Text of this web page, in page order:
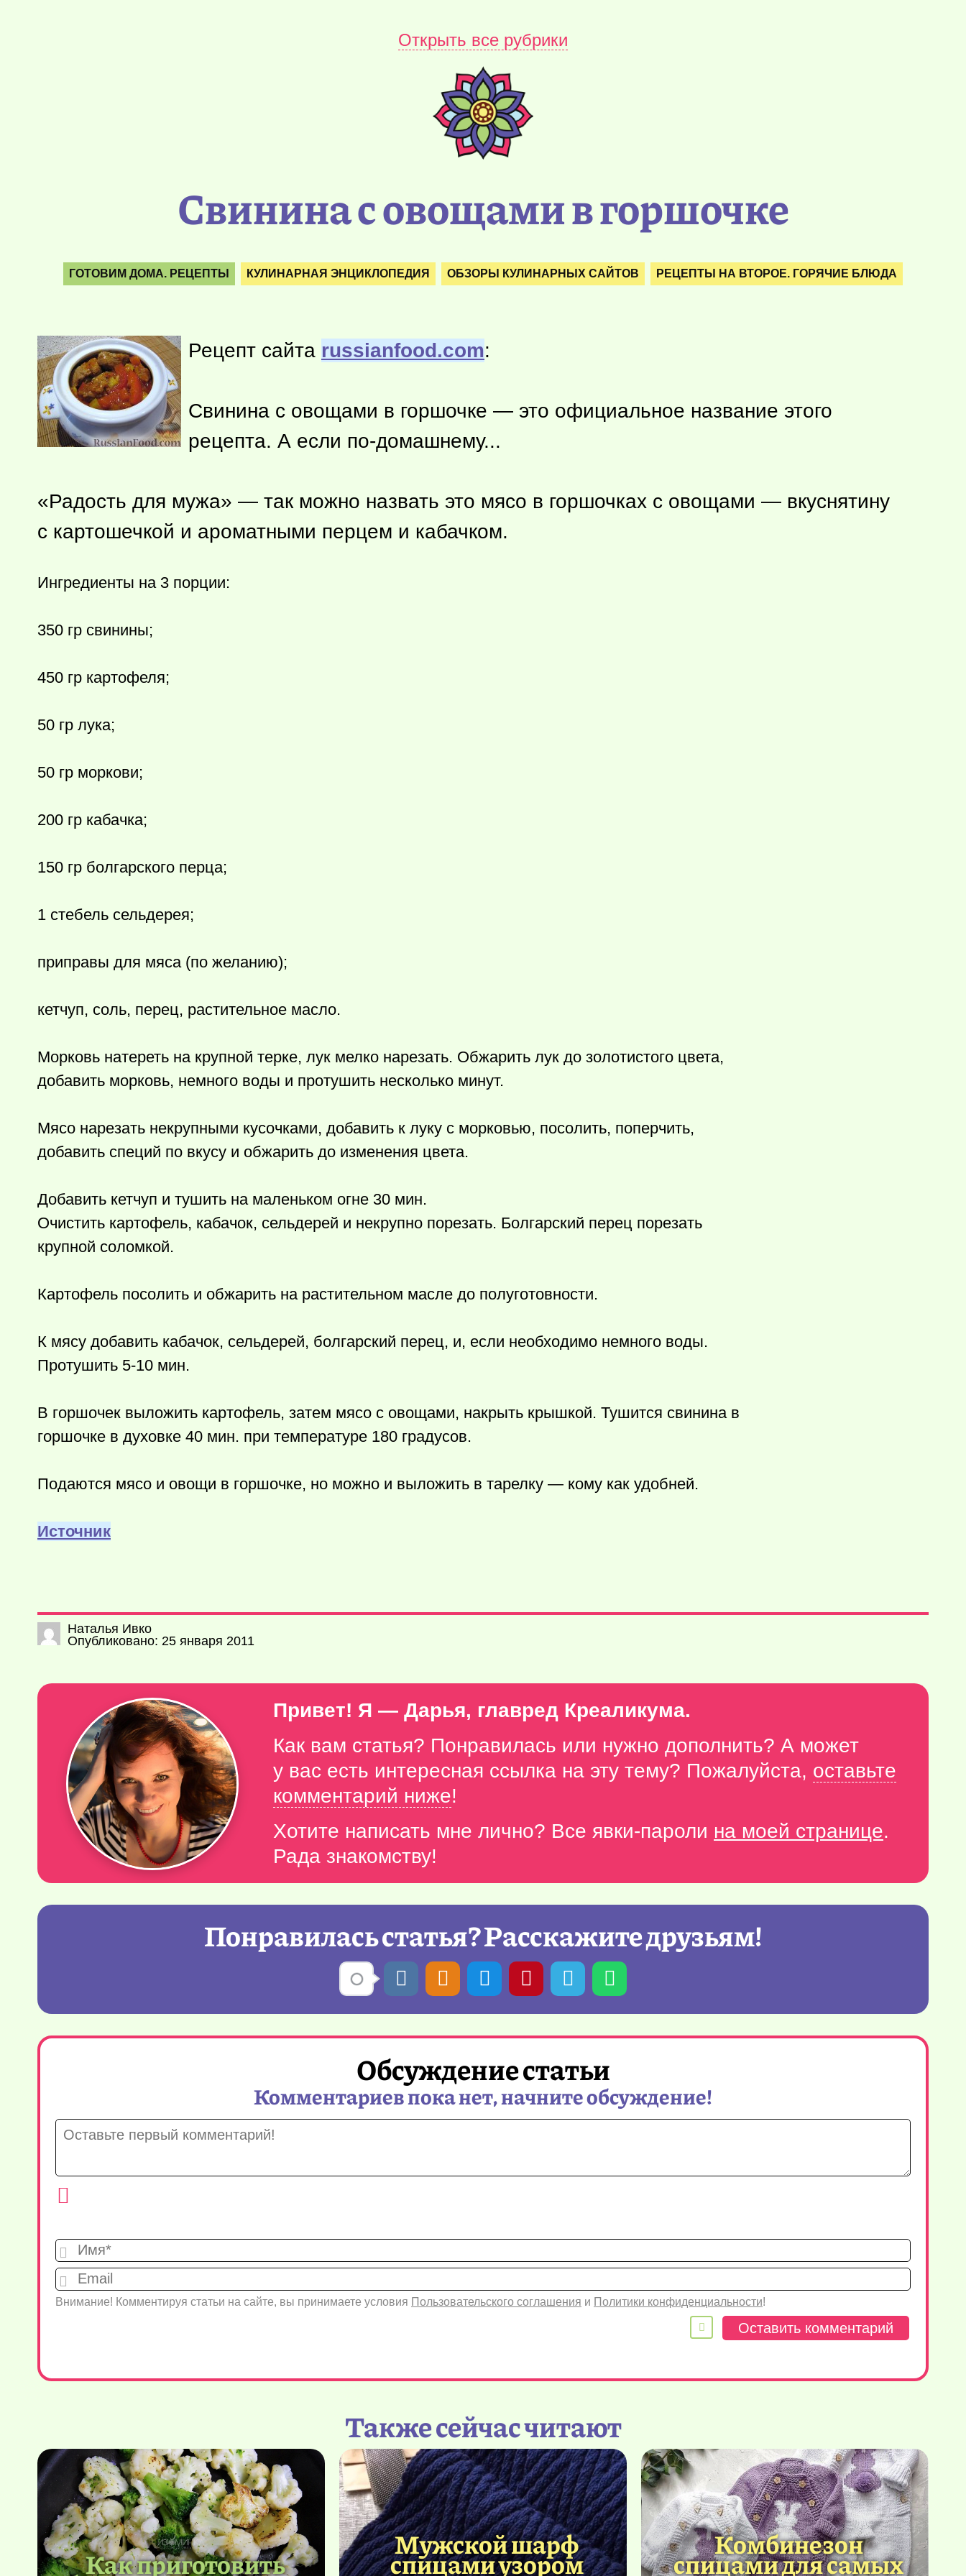
Открыть все рубрики
Свинина с овощами в горшочке
ГОТОВИМ ДОМА. РЕЦЕПТЫ КУЛИНАРНАЯ ЭНЦИКЛОПЕДИЯ ОБЗОРЫ КУЛИНАРНЫХ САЙТОВ РЕЦЕПТЫ НА ВТОРОЕ. ГОРЯЧИЕ БЛЮДА
Рецепт сайта russianfood.com:
Свинина с овощами в горшочке — это официальное название этого
рецепта. А если по-домашнему...
«Радость для мужа» — так можно назвать это мясо в горшочках с овощами — вкуснятину
с картошечкой и ароматными перцем и кабачком.
Ингредиенты на 3 порции:
350 гр свинины;
450 гр картофеля;
50 гр лука;
50 гр моркови;
200 гр кабачка;
150 гр болгарского перца;
1 стебель сельдерея;
приправы для мяса (по желанию);
кетчуп, соль, перец, растительное масло.
Морковь натереть на крупной терке, лук мелко нарезать. Обжарить лук до золотистого цвета,
добавить морковь, немного воды и протушить несколько минут.
Мясо нарезать некрупными кусочками, добавить к луку с морковью, посолить, поперчить,
добавить специй по вкусу и обжарить до изменения цвета.
Добавить кетчуп и тушить на маленьком огне 30 мин.
Очистить картофель, кабачок, сельдерей и некрупно порезать. Болгарский перец порезать
крупной соломкой.
Картофель посолить и обжарить на растительном масле до полуготовности.
К мясу добавить кабачок, сельдерей, болгарский перец, и, если необходимо немного воды.
Протушить 5-10 мин.
В горшочек выложить картофель, затем мясо с овощами, накрыть крышкой. Тушится свинина в
горшочке в духовке 40 мин. при температуре 180 градусов.
Подаются мясо и овощи в горшочке, но можно и выложить в тарелку — кому как удобней.
Источник
Наталья Ивко
Опубликовано: 25 января 2011
Привет! Я — Дарья, главред Креаликума.
Как вам статья? Понравилась или нужно дополнить? А может
у вас есть интересная ссылка на эту тему? Пожалуйста, оставьте
комментарий ниже!
Хотите написать мне лично? Все явки-пароли на моей странице.
Рада знакомству!
Понравилась статья? Расскажите друзьям!
Обсуждение статьи
Комментариев пока нет, начните обсуждение!
Имя*
Email
Внимание! Комментируя статьи на сайте, вы принимаете условия Пользовательского соглашения и Политики конфиденциальности!
Также сейчас читают
Как приготовить
Мужской шарф
спицами узором
Комбинезон
спицами для самых